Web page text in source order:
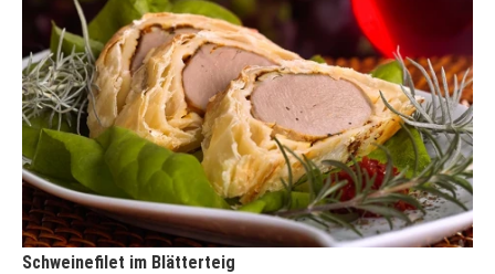
Schweinefilet im Blätterteig